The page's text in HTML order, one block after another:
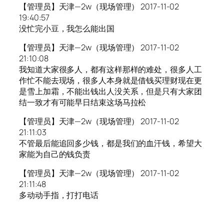
【管理员】天津—2w（现场管理） 2017-11-02
19:40:57
没忙完小豆，我怎么能出国
【管理员】天津—2w（现场管理） 2017-11-02
21:10:08
我知道大家很多人，都有这样那样的难处，很多人工
作忙不能去现场，很多人本身就是借钱买理财现在更
是雪上加霜，不能出钱出人没关系，但是只有大家团
结一致才有可能早日结束这场马拉松
【管理员】天津—2w（现场管理） 2017-11-02
21:11:03
不管最后能追回多少钱，都是我们的血汗钱，希望大
家能为自己的钱负责
【管理员】天津—2w（现场管理） 2017-11-02
21:11:48
多动动手指，打打电话